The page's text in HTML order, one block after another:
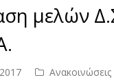
μελών